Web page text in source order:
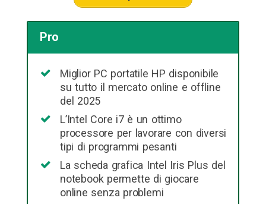
Pro
Miglior PC portatile HP disponibile
su tutto il mercato online e offline
del 2025
L’Intel Core i7 è un ottimo
processore per lavorare con diversi
tipi di programmi pesanti
La scheda grafica Intel Iris Plus del
notebook permette di giocare
online senza problemi